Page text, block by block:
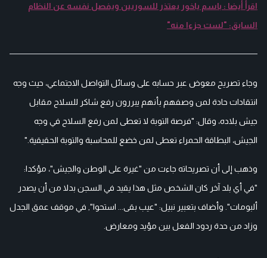
اقرأ أيضا : باسم ياخور يعتذر للسوريين ويفصل نفسه عن النظام
السابق: "لست جزءا منه"
وجاء تصريح معوض عبر حسابه على وسائل التواصل الاجتماعي، حيث وجه
انتقادات حادة لمن وصفهم بأنهم يبررون رفع شاكر للسلاح مقابل
جيش بلاده، وقال: "فرصة التوبة لا تعطى لمن رفع السلاح في وجه
الجيش، البطاقة الحمراء تعطى لمن خضع للمحاسبة والتوبة الحقيقية."
وذهب إلى أن تصريحاته جاءت من "غيرة على الوطن والجيش"، مؤكدا:
"في أي بلد آخر كان الشخص مثل هذا يقيد في السجن بدلا من أن يصدر
ألبومات". وأضاف بتعبير نبيل: "عيب بقى... استحوا", في موقف عمق الجدل
وزاد من حدة ردود الفعل بين مؤيد ومعارض.